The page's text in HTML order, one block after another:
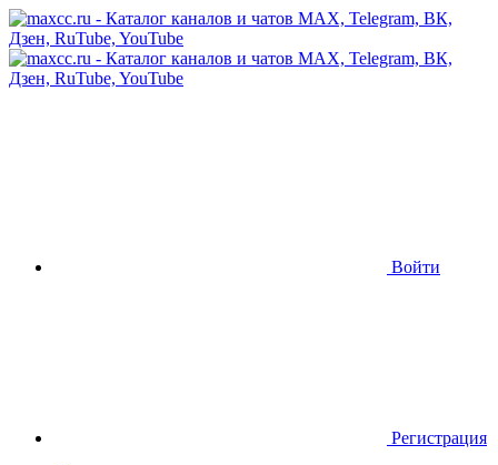
Войти
Регистрация